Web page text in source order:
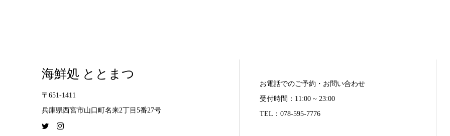
海鮮処 ととまつ
〒651-1411
兵庫県西宮市山口町名来2丁目5番27号
お電話でのご予約・お問い合わせ
受付時間：11:00 ~ 23:00
TEL：078-595-7776